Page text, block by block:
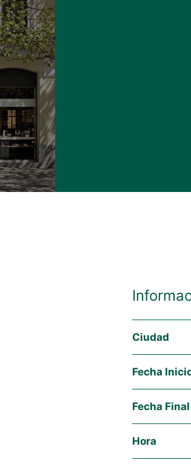
Ciudad
Fecha
Fecha Final
Hora